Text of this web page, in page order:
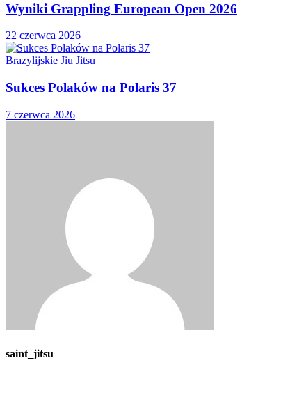
Wyniki Grappling European Open 2026
22 czerwca 2026
Brazylijskie Jiu Jitsu
Sukces Polaków na Polaris 37
7 czerwca 2026
saint_jitsu